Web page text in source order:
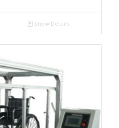
Show Details